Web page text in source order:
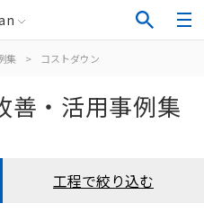
集 > コストダウン
善・活用事例集
工程で絞り込む